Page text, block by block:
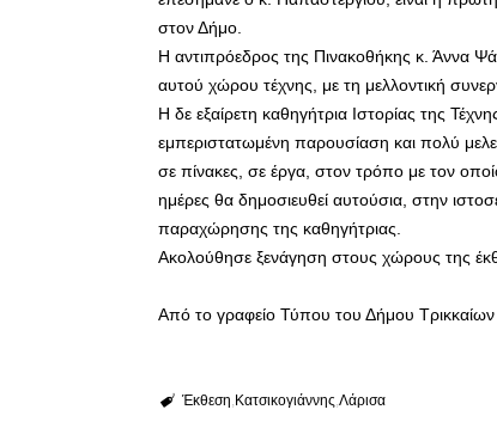
στον Δήμο.
Η αντιπρόεδρος της Πινακοθήκης κ. Άννα
αυτού χώρου τέχνης, με τη μελλοντική
Η δε εξαίρετη καθηγήτρια Ιστορίας της
εμπεριστατωμένη παρουσίαση και πολύ
σε πίνακες, σε έργα, στον τρόπο με τον
ημέρες θα δημοσιευθεί αυτούσια, στην
παραχώρησης της καθηγήτριας.
Ακολούθησε ξενάγηση στους χώρους της
Από το γραφείο Τύπου του Δήμου Τρικκαίων
Έκθεση Κατσικογιάννης Λάρισα